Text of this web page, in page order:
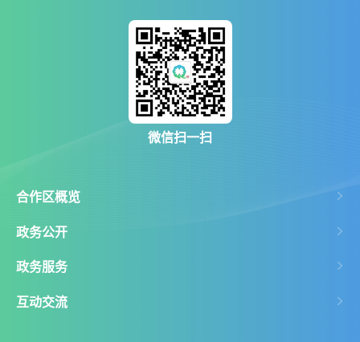
微信扫一扫
合作区概览
政务公开
政务服务
互动交流